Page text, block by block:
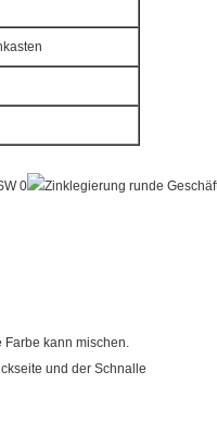
Farbe kann mischen.
und der Schnalle